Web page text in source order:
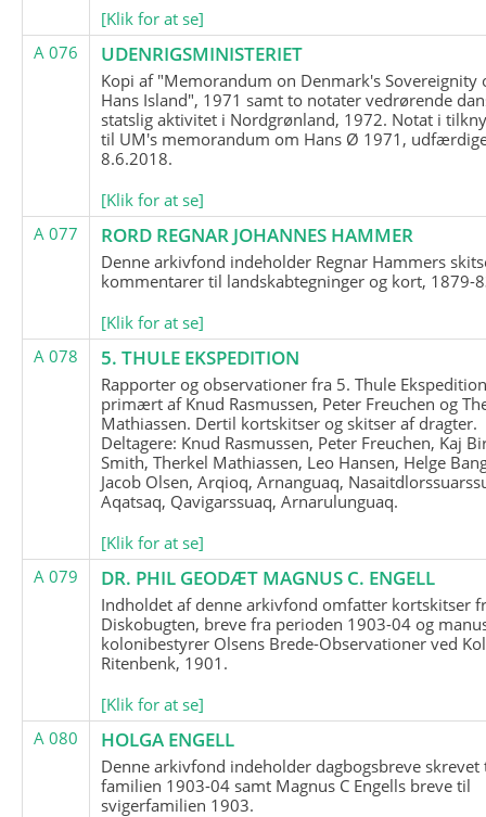
[Klik for at se]
A 076
UDENRIGSMINISTERIET
Kopi af "Memorandum on Denmark's Sovereignity
Hans Island", 1971 samt to notater vedrørende
statslig aktivitet i Nordgrønland, 1972. Notat i
til UM's memorandum om Hans Ø 1971,
8.6.2018.
[Klik for at se]
A 077
RORD REGNAR JOHANNES HAMMER
Denne arkivfond indeholder Regnar Hammers
kommentarer til landskabtegninger og kort, 1879-
[Klik for at se]
A 078
5. THULE EKSPEDITION
Rapporter og observationer fra 5. Thule
primært af Knud Rasmussen, Peter Freuchen og
Mathiassen. Dertil kortskitser og skitser af dragter.
Deltagere: Knud Rasmussen, Peter Freuchen, Kaj
Smith, Therkel Mathiassen, Leo Hansen, Helge
Jacob Olsen, Arqioq, Arnanguaq,
Aqatsaq, Qavigarssuaq, Arnarulunguaq.
[Klik for at se]
A 079
DR. PHIL GEODÆT MAGNUS C. ENGELL
Indholdet af denne arkivfond omfatter kortskitser
Diskobugten, breve fra perioden 1903-04 og
kolonibestyrer Olsens Brede-Observationer ved
Ritenbenk, 1901.
[Klik for at se]
A 080
HOLGA ENGELL
Denne arkivfond indeholder dagbogsbreve skrevet
familien 1903-04 samt Magnus C Engells breve til
svigerfamilien 1903.